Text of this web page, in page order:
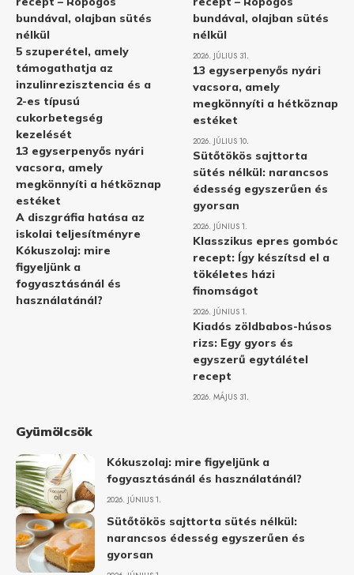
bundával, olajban sütés
nélkül
5 szuperétel, amely
támogathatja az
inzulinrezisztencia és a
2-es típusú
cukorbetegség
kezelését
13 egyserpenyős nyári
vacsora, amely
megkönnyíti a hétköznap
estéket
A diszgráfia hatása az
iskolai teljesítményre
Kókuszolaj: mire
figyeljünk a
fogyasztásánál és
használatánál?
bundával, olajban sütés
nélkül
2026. JÚLIUS 31.
13 egyserpenyős nyári
vacsora, amely
megkönnyíti a hétköznap
estéket
2026. JÚLIUS 10.
Sütőtökös sajttorta
sütés nélkül: narancsos
édesség egyszerűen és
gyorsan
2026. JÚNIUS 1.
Klasszikus epres gombóc
recept: Így készítsd el a
tökéletes házi
finomságot
2026. JÚNIUS 1.
Kiadós zöldbabos-húsos
rizs: Egy gyors és
egyszerű egytálétel
recept
2026. MÁJUS 31.
Gyümölcsök
Kókuszolaj: mire figyeljünk a
fogyasztásánál és használatánál?
2026. JÚNIUS 1.
Sütőtökös sajttorta sütés nélkül:
narancsos édesség egyszerűen és
gyorsan